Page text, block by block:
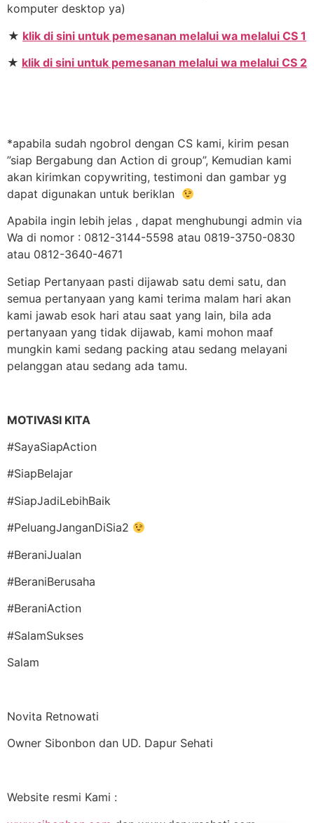
komputer desktop ya)
★ klik di sini untuk pemesanan melalui wa melalui CS 1
★ klik di sini untuk pemesanan melalui wa melalui CS 2
*apabila sudah ngobrol dengan CS kami, kirim pesan
”siap Bergabung dan Action di group”, Kemudian kami
akan kirimkan copywriting, testimoni dan gambar yg
dapat digunakan untuk beriklan
Apabila ingin lebih jelas , dapat menghubungi admin via
Wa di nomor : 0812-3144-5598 atau 0819-3750-0830
atau 0812-3640-4671
Setiap Pertanyaan pasti dijawab satu demi satu, dan
semua pertanyaan yang kami terima malam hari akan
kami jawab esok hari atau saat yang lain, bila ada
pertanyaan yang tidak dijawab, kami mohon maaf
mungkin kami sedang packing atau sedang melayani
pelanggan atau sedang ada tamu.
MOTIVASI KITA
#SayaSiapAction
#SiapBelajar
#SiapJadiLebihBaik
#PeluangJanganDiSia2
#BeraniJualan
#BeraniBerusaha
#BeraniAction
#SalamSukses
Salam
Novita Retnowati
Owner Sibonbon dan UD. Dapur Sehati
Website resmi Kami :